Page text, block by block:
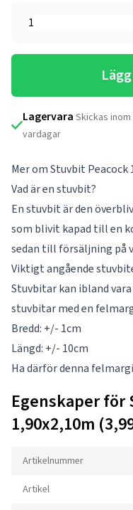
Lagervara Skickas inom
vardagar
Mer om Stuvbit Peacock
Vad är en stuvbit?
En stuvbit är den
som blivit kapad till en
sedan till försäljning på
Viktigt angående
Stuvbitar kan ibland
stuvbitar med en
Bredd: +/- 1cm
Längd: +/- 10cm
Ha därför denna
Egenskaper för
1,90x2,10m
Artikelnummer
Artikel